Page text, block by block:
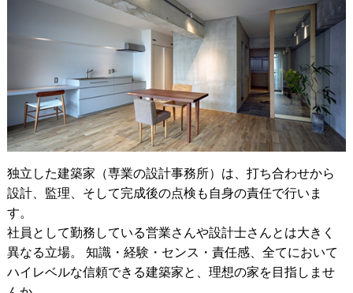
独立した建築家（専業の設計事務所）は、打ち合わせから
設計、監理、そして完成後の点検も自身の責任で行いま
す。
社員として勤務している営業さんや設計士さんとは大きく
異なる立場。 知識・経験・センス・責任感、全てにおいて
ハイレベルな信頼できる建築家と、理想の家を目指しませ